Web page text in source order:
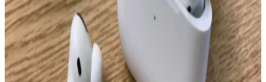
AktarMobile'ın AirPods 4. Nesil uyumlu deri görünümlü silikon
kılıfı, dayanıklı malzeme, kablosuz şarj uyumu ve taşıma askısı ile
kulaklıklarınızı şık ve güvenle korur.
AirPods 1. ve 2. Nesil Arasındaki Farklar ve
Kullanım İpuçları